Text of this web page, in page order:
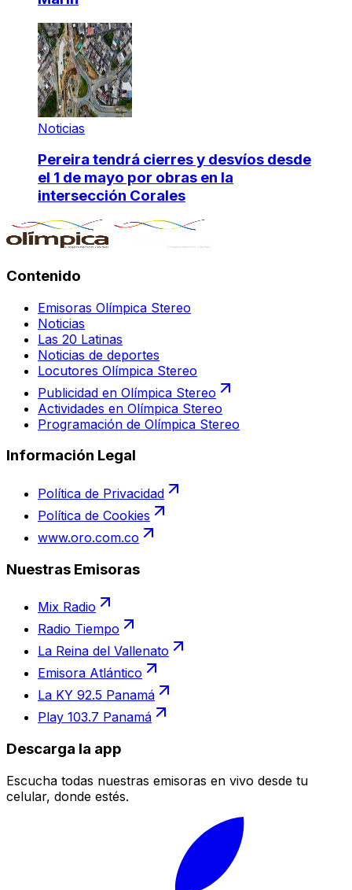
Noticias
Pereira tendrá cierres y desvíos desde
el 1 de mayo por obras en la
intersección Corales
Contenido
Emisoras Olímpica Stereo
Noticias
Las 20 Latinas
Noticias de deportes
Locutores Olímpica Stereo
Publicidad en Olímpica Stereo
Actividades en Olímpica Stereo
Programación de Olímpica Stereo
Información Legal
Política de Privacidad
Política de Cookies
www.oro.com.co
Nuestras Emisoras
Mix Radio
Radio Tiempo
La Reina del Vallenato
Emisora Atlántico
La KY 92.5 Panamá
Play 103.7 Panamá
Descarga la app
Escucha todas nuestras emisoras en vivo desde tu
celular, donde estés.